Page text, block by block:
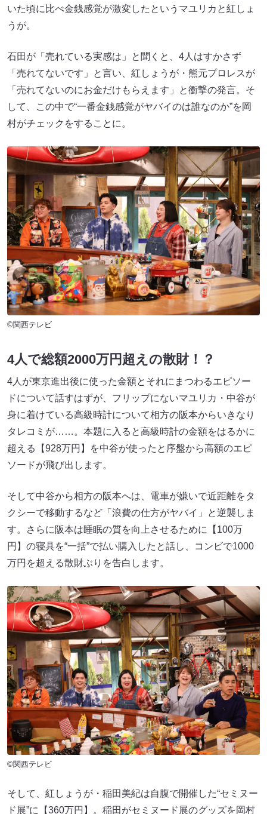
いた頃に比べ金銭感覚が激変したというマユリカと紅しょ
うが。
石田が「売れている実感は」と聞くと、4人はすかさず
「売れてないです」と言い、紅しょうが・熊元プロレスが
「売れてないのにお金だけもらえます」と衝撃の発言。そ
して、この中で“一番金銭感覚がヤバイのは誰なのか”を岡
村がチェックをすることに。
©関西テレビ
4人で総額2000万円超えの散財！？
4人が東京進出後に使った金額とそれにまつわるエピソー
ドについて話すはずが、フリップにないマユリカ・中谷が
身に着けている高級時計について相方の阪本からいきなり
タレコミが……。本題に入ると高級時計の金額をはるかに
超える【928万円】を中谷が使ったと序盤から高額のエピ
ソードが飛び出します。
そして中谷から相方の阪本へは、電車が嫌いで近距離をタ
クシーで移動するなど「浪費の仕方がヤバイ」と逆襲しま
す。さらに阪本は睡眠の質を向上させるために【100万
円】の寝具を“一括”で払い購入したと話し、コンビで1000
万円を超える散財ぶりを告白します。
©関西テレビ
そして、紅しょうが・稲田美紀は自腹で開催した“セミヌー
ド展”に【360万円】。稲田がセミヌード展のグッズを岡村